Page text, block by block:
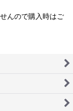
んので購入時はご